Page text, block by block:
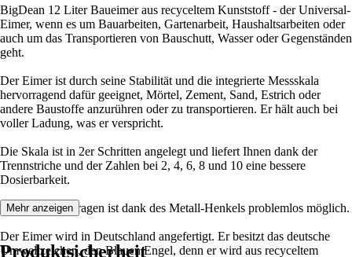
BigDean 12 Liter Baueimer aus recyceltem Kunststoff - der Universal-
Eimer, wenn es um Bauarbeiten, Gartenarbeit, Haushaltsarbeiten oder
auch um das Transportieren von Bauschutt, Wasser oder Gegenständen
geht.
Der Eimer ist durch seine Stabilität und die integrierte Messskala
hervorragend dafür geeignet, Mörtel, Zement, Sand, Estrich oder
andere Baustoffe anzurühren oder zu transportieren. Er hält auch bei
voller Ladung, was er verspricht.
Die Skala ist in 2er Schritten angelegt und liefert Ihnen dank der
Trennstriche und der Zahlen bei 2, 4, 6, 8 und 10 eine bessere
Dosierbarkeit.
Ein einfaches Tragen ist dank des Metall-Henkels problemlos möglich.
Der Eimer wird in Deutschland angefertigt. Er besitzt das deutsche
Umweltzeichen, den Blauen Engel, denn er wird aus recyceltem
Mehr anzeigen
Produktsicherheit